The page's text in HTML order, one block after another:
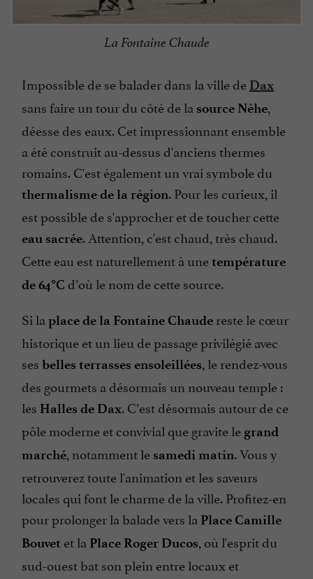
La Fontaine Chaude
Impossible de se balader dans la ville de Dax
sans faire un tour du côté de la source Nèhe,
déesse des eaux. Cet impressionnant ensemble
a été construit au-dessus d'anciens thermes
romains. C'est également un vrai symbole du
thermalisme de la région. Pour les curieux, il
est possible de s'approcher et de toucher cette
eau sacrée. Attention, c'est chaud, très chaud.
Cette eau est naturellement à unetempérature
de 64°C d’où le nom de cette source.
Si la place de la Fontaine Chaude reste le cœur
historique et un lieu de passage privilégié avec
ses belles terrasses ensoleillées, le rendez-vous
des gourmets a désormais un nouveau temple :
les Halles de Dax. C’est désormais autour de ce
pôle moderne et convivial que gravite le grand
marché, notamment le samedi matin. Vous y
retrouverez toute l'animation et les saveurs
locales qui font le charme de la ville. Profitez-en
pour prolonger la balade vers la Place Camille
Bouvet et la Place Roger Ducos, où l'esprit du
sud-ouest bat son plein entre locaux et